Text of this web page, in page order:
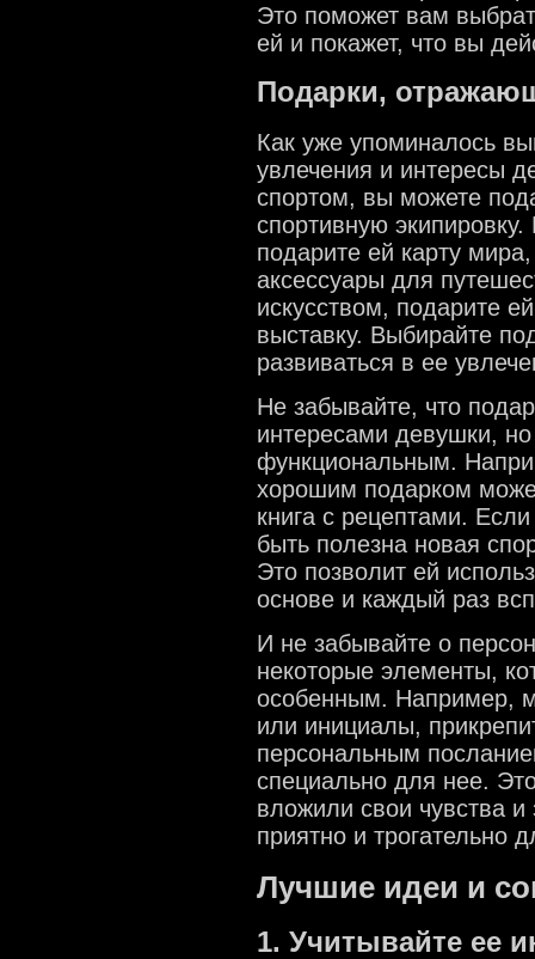
Это поможет вам
ей и покажет, что вы
Подарки,
Как уже упоминалось
увлечения и интересы
спортом, вы можете
спортивную
подарите ей карту
аксессуары для
искусством, подарите
выставку. Выбирайте
развиваться в ее
Не забывайте, что
интересами девушки,
функциональным.
хорошим подарком
книга с рецептами.
быть полезна новая
Это позволит ей
основе и каждый раз
И не забывайте о
некоторые элементы,
особенным. Например,
или инициалы,
персональным
специально для нее.
вложили свои чувства и
приятно и трогательно
Лучшие идеи и
1. Учитывайте ее